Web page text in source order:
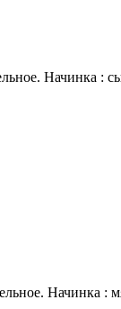
Начинка :
Начинка :